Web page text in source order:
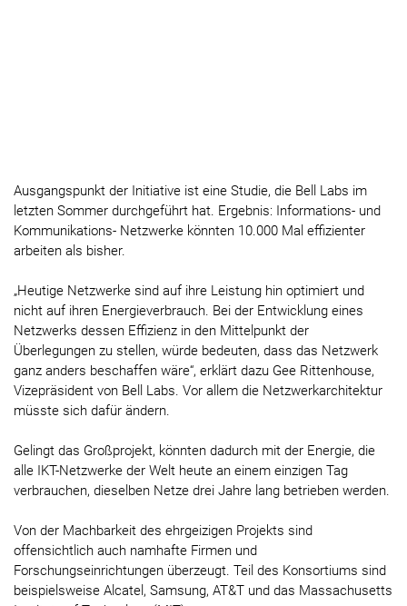
Ausgangspunkt der Initiative ist eine Studie, die Bell Labs im
letzten Sommer durchgeführt hat. Ergebnis: Informations- und
Kommunikations- Netzwerke könnten 10.000 Mal effizienter
arbeiten als bisher.
„Heutige Netzwerke sind auf ihre Leistung hin optimiert und
nicht auf ihren Energieverbrauch. Bei der Entwicklung eines
Netzwerks dessen Effizienz in den Mittelpunkt der
Überlegungen zu stellen, würde bedeuten, dass das Netzwerk
ganz anders beschaffen wäre“, erklärt dazu Gee Rittenhouse,
Vizepräsident von Bell Labs. Vor allem die Netzwerkarchitektur
müsste sich dafür ändern.
Gelingt das Großprojekt, könnten dadurch mit der Energie, die
alle IKT-Netzwerke der Welt heute an einem einzigen Tag
verbrauchen, dieselben Netze drei Jahre lang betrieben werden.
Von der Machbarkeit des ehrgeizigen Projekts sind
offensichtlich auch namhafte Firmen und
Forschungseinrichtungen überzeugt. Teil des Konsortiums sind
beispielsweise Alcatel, Samsung, AT&T und das Massachusetts